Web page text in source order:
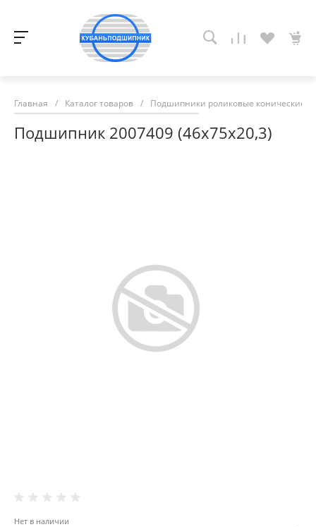
Главная / Каталог товаров / Подшипники роликовые конические
Подшипник 2007409 (46х75х20,3)
Нет в наличии